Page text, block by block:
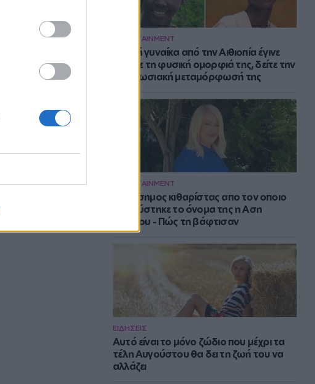
ENTERTAINMENT
Νεαρή γυναίκα από την Αιθιοπία έγινε
viral με τη φυσική ομορφιά της, δείτε την
εντυπωσιακή μεταμόρφωσή της
ENTERTAINMENT
Ο διάσημος κιθαρίστας απο τον οποιο
εμπνεύστηκε το όνομα της η Αση
Μπήλιου - Πώς τη βάφτισαν
ΕΙΔΗΣΕΙΣ
Αυτό είναι το μόνο ζώδιο που μέχρι τα
τέλη Αυγούστου θα δει τη ζωή του να
αλλάζει